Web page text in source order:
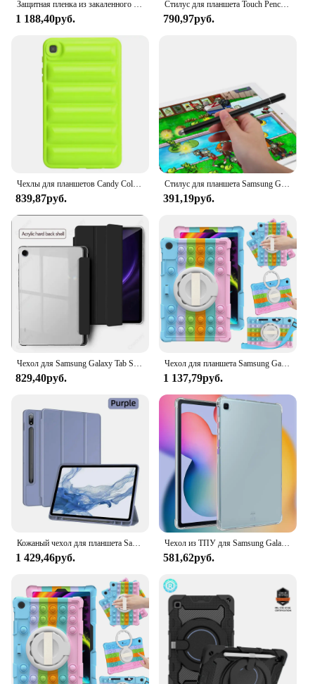
Защитная пленка из закаленного стекла для Samsung Galaxy Tab S9 Fe S8 Ultra Plus S7 S6 Lite для Galaxy Tab A9 Plus A8 A7 8,7 пленка
1 188,40руб.
Стилус для планшета Touch Pencil S Pen для Samsung Galaxy Tablet Tab S8 S9 S9FE S7 FE S6 Lite S7+ S8+ Сенсорная ручка без Bluetooth
790,97руб.
Чехлы для планшетов Candy Color Down Jacket для Samsung Galaxy Tab A9 Plus A8 A7 Lite S7 S8 S9 S10 Plus S6 Lite T290 S9 FE Задняя крышка
839,87руб.
Стилус для планшета Samsung Galaxy Tab A8 10,5 X200 A7 T500 Tab A 10,1 дюйма T510 10,5 S6 lite 10,4 дюйма S7 S8 Plus
391,19руб.
Чехол для Samsung Galaxy Tab S6 Lite 10,4 дюйма A9 Plus 11 дюймов с держателем для ручек, чехол из искусственной кожи для Galaxy Tab A8 10,5 дюйма A9 8,7 дюйма, чехол
829,40руб.
Чехол для планшета Samsung Galaxy Tab A9 Plus A8 10,5 S6 Lite A7 10,4 S7 S8 S9 S9FE S5E S6 10,5 дюймов A7 Lite Fundas с пузырьками
1 137,79руб.
1 429,46руб.
Чехол из ТПУ для Samsung Galaxy Tab S6 Lite 10,4, S7 S8 S9 11 10,9 12,4, A8 10,5, A7 10,4, A9 8,7, A9 Plus 11, противоударный чехол
581,62руб.